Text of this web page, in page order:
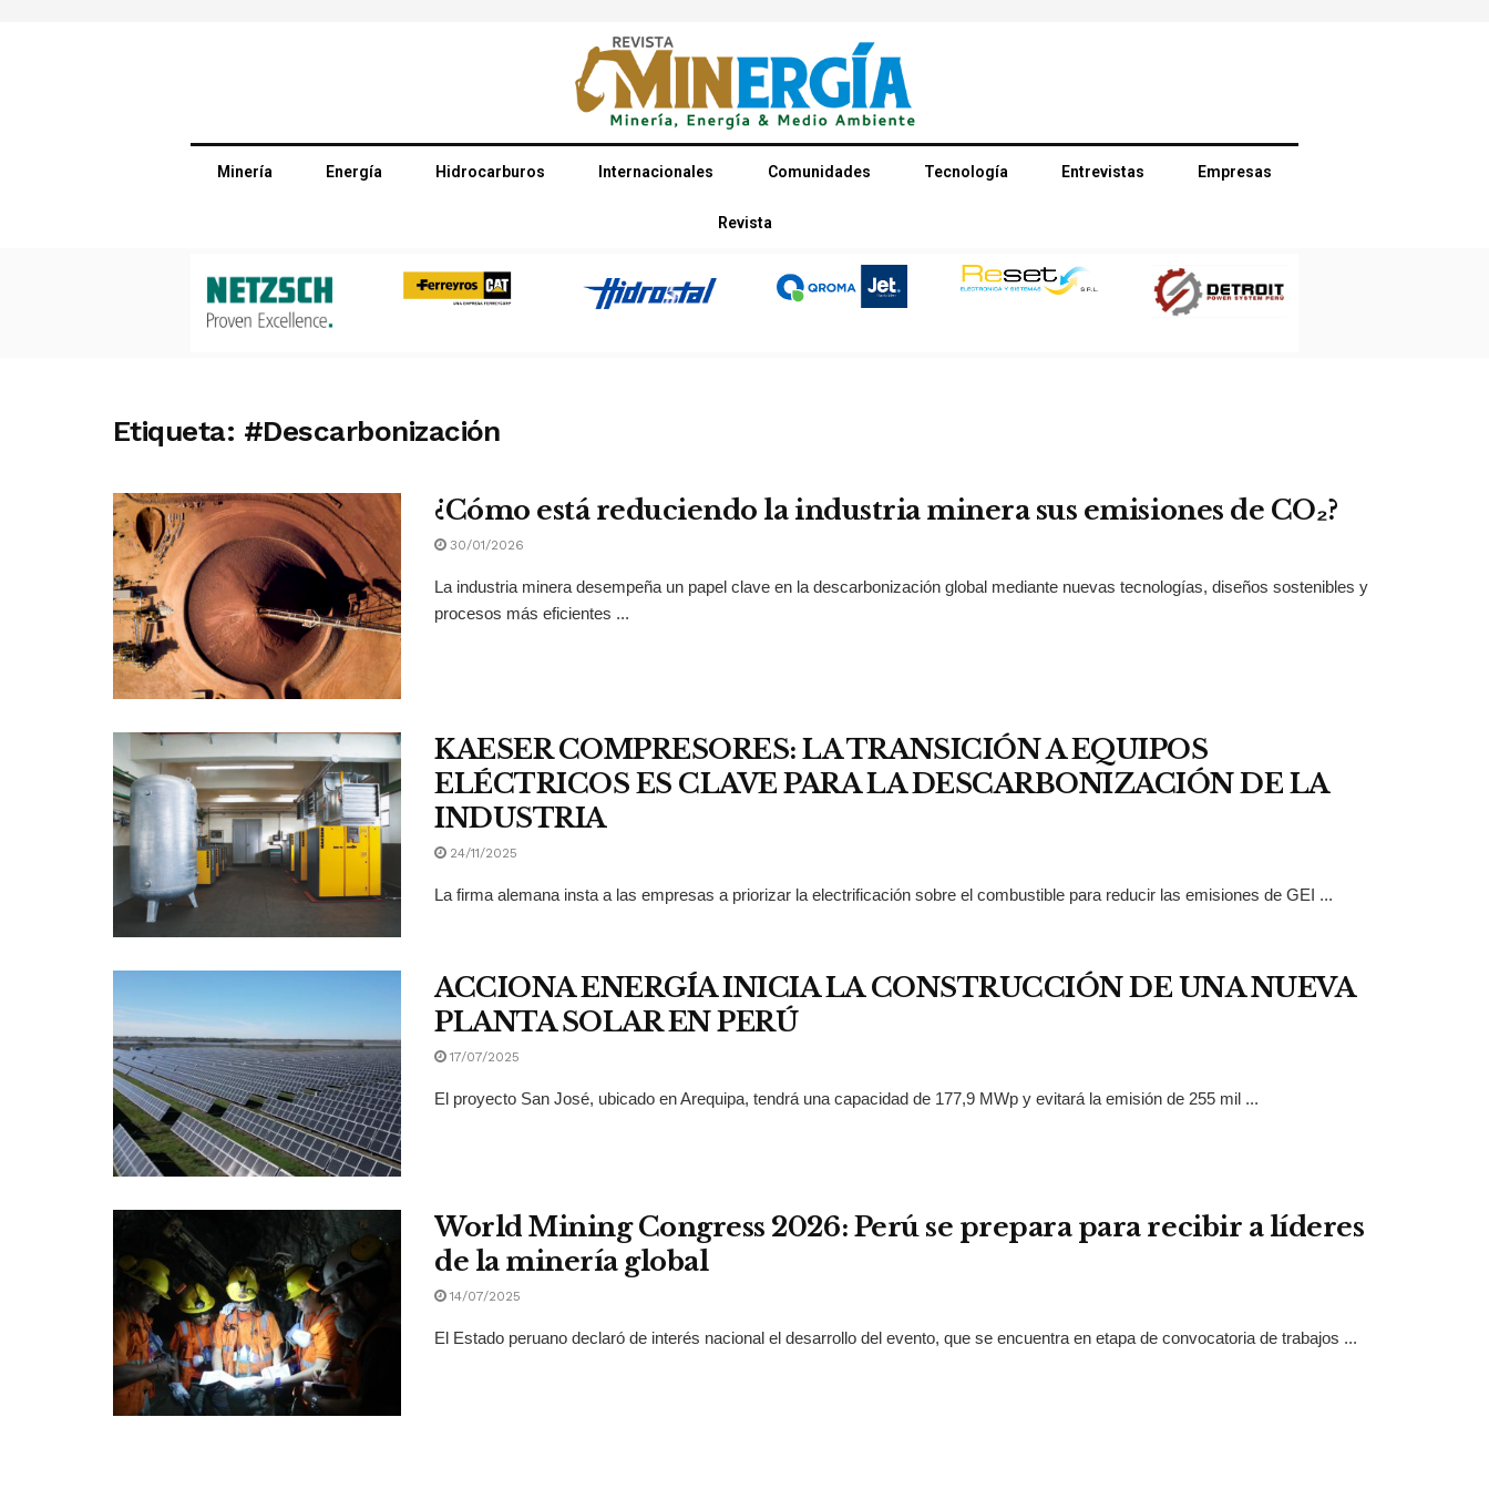
Minería Energía Hidrocarburos Internacionales Comunidades Tecnología Entrevistas Empresas
Revista
Etiqueta: #Descarbonización
¿Cómo está reduciendo la industria minera sus emisiones de CO₂?
30/01/2026
La industria minera desempeña un papel clave en la descarbonización global mediante nuevas tecnologías, diseños sostenibles y
procesos más eficientes ...
KAESER COMPRESORES: LA TRANSICIÓN A EQUIPOS
ELÉCTRICOS ES CLAVE PARA LA DESCARBONIZACIÓN DE LA
INDUSTRIA
24/11/2025
La firma alemana insta a las empresas a priorizar la electrificación sobre el combustible para reducir las emisiones de GEI ...
ACCIONA ENERGÍA INICIA LA CONSTRUCCIÓN DE UNA NUEVA
PLANTA SOLAR EN PERÚ
17/07/2025
El proyecto San José, ubicado en Arequipa, tendrá una capacidad de 177,9 MWp y evitará la emisión de 255 mil ...
World Mining Congress 2026: Perú se prepara para recibir a líderes
de la minería global
14/07/2025
El Estado peruano declaró de interés nacional el desarrollo del evento, que se encuentra en etapa de convocatoria de trabajos ...